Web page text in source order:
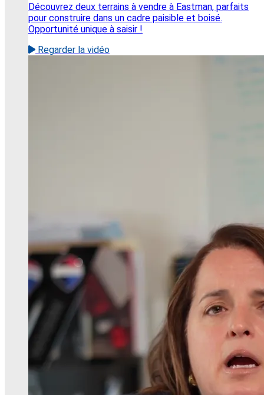
Découvrez deux terrains à vendre à Eastman, parfaits
pour construire dans un cadre paisible et boisé.
Opportunité unique à saisir !
Regarder la vidéo